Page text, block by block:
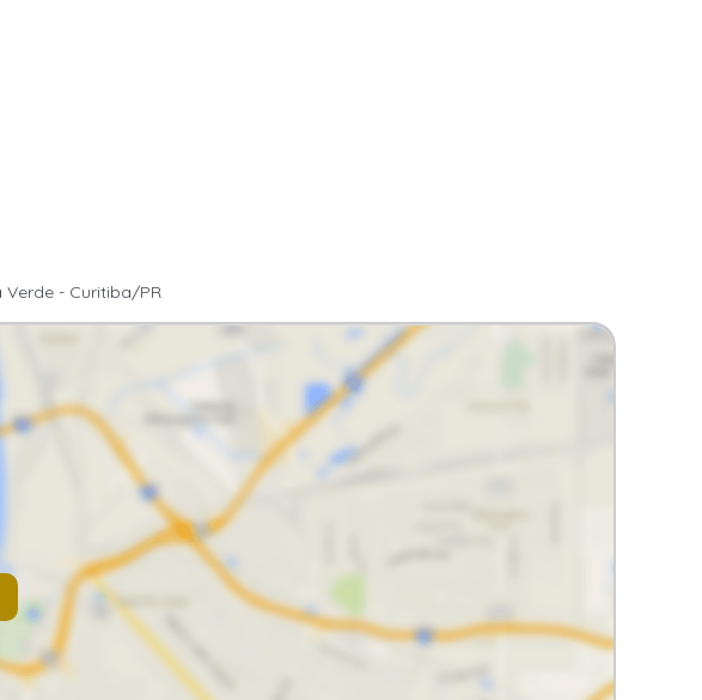
Verde - Curitiba/PR